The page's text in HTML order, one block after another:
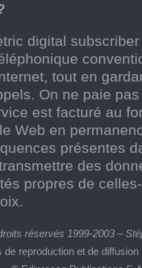
digital
tout en
On ne paie
est facturé au
Web en
présentes
des
propres de
réservés 1999-2003 –
de reproduction et de